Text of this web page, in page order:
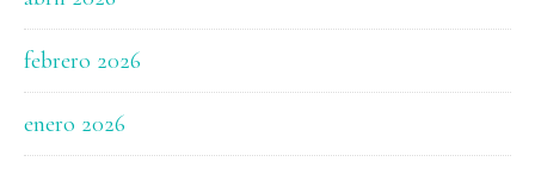
febrero 2026
enero 2026